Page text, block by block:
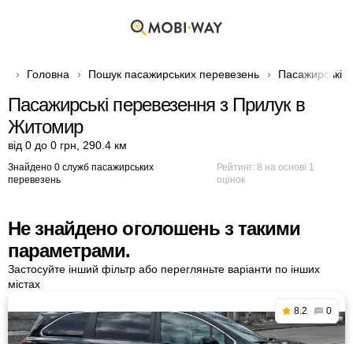
Головна Пошук пасажирських перевезень Пасажирські
Пасажирські перевезення з Прилук в
Житомир
від 0 до 0 грн 290.4 км
Знайдено 0 служб пасажирських
перевезень
Рейтинг:8 на основі 1
оцінок
Не знайдено оголошень з такими
параметрами.
Застосуйте інший фільтр або перегляньте варіанти по інших
містах
8.2 0